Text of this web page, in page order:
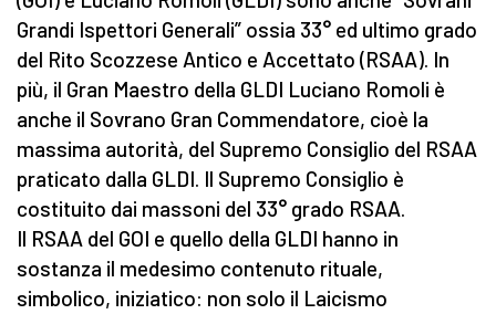
Grandi Ispettori Generali” ossia 33° ed ultimo grado
del Rito Scozzese Antico e Accettato (RSAA). In
più, il Gran Maestro della GLDI Luciano Romoli è
anche il Sovrano Gran Commendatore, cioè la
massima autorità, del Supremo Consiglio del RSAA
praticato dalla GLDI. Il Supremo Consiglio è
costituito dai massoni del 33° grado RSAA.
Il RSAA del GOI e quello della GLDI hanno in
sostanza il medesimo contenuto rituale,
simbolico, iniziatico: non solo il Laicismo